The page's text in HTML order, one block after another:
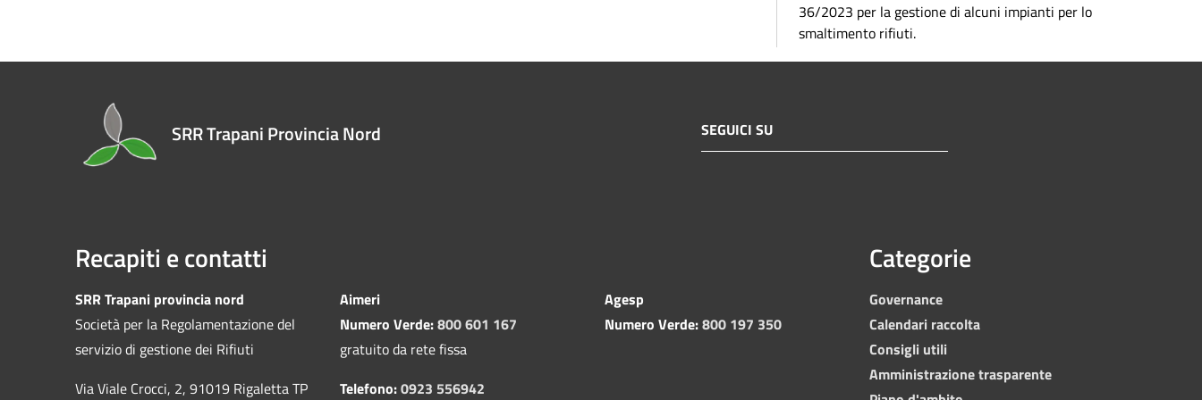
36/2023 per la gestione di alcuni impianti per lo
smaltimento rifiuti.
SRR Trapani Provincia Nord SEGUICI SU
Recapiti e contatti
SRR Trapani provincia nord
Società per la Regolamentazione del
servizio di gestione dei Rifiuti
Via Viale Crocci, 2, 91019 Rigaletta TP
Aimeri
Numero Verde:800 601 167
gratuito da rete fissa
Telefono:0923 556942
Agesp
Numero Verde:800 197 350
Categorie
Governance
Calendari raccolta
Consigli utili
Amministrazione trasparente